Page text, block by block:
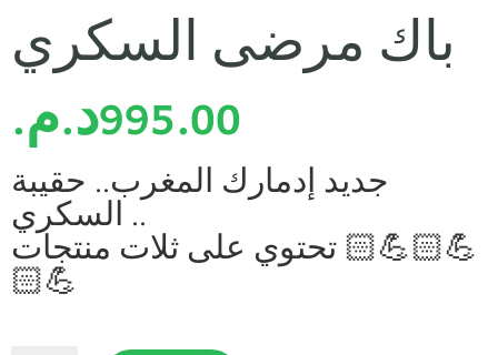
باك مرضى السكري
995.00د.م.
جديد إدمارك المغرب.. حقيبة
السكري ..
تحتوي على ثلات منتجات 💪🏻💪🏻
💪🏻